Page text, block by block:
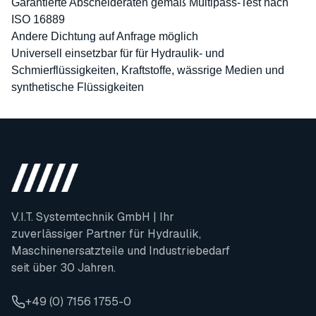
Garantierte Abscheideraten gemäß Multipass-Test nach
ISO 16889
Andere Dichtung auf Anfrage möglich
Universell einsetzbar für für Hydraulik- und
Schmierflüssigkeiten, Kraftstoffe, wässrige Medien und
synthetische Flüssigkeiten
V.I.T. Systemtechnik GmbH | Ihr
zuverlässiger Partner für Hydraulik,
Maschinenersatzteile und Industriebedarf
seit über 30 Jahren.
+49 (0) 7156 1755-0